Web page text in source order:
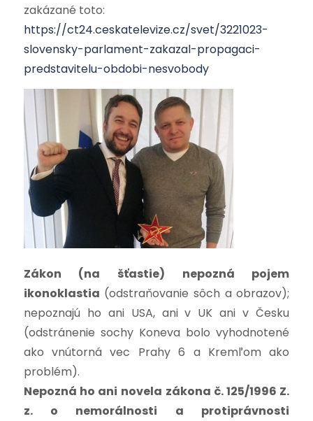
zakázané toto:
https://ct24.ceskatelevize.cz/svet/3221023-
slovensky-parlament-zakazal-propagaci-
predstavitelu-obdobi-nesvobody
Zákon (na šťastie) nepozná pojem
ikonoklastia (odstraňovanie sôch a obrazov);
nepoznajú ho ani USA, ani v UK ani v Česku
(odstránenie sochy Koneva bolo vyhodnotené
ako vnútorná vec Prahy 6 a Kremľom ako
problém).
Nepozná ho ani novela zákona č. 125/1996 Z.
z. o nemorálnosti a protiprávnosti